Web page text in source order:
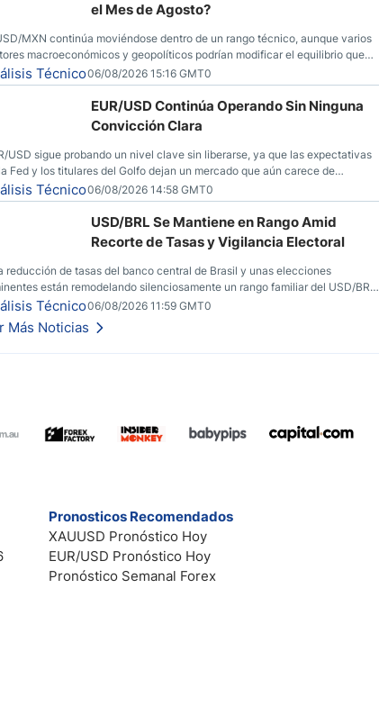
el Mes de Agosto?
MXN continúa moviéndose dentro de un rango técnico, aunque varios
macroeconómicos y geopolíticos podrían modificar el equilibrio que
al mercado en las últimas semanas.
Técnico06/08/2026 15:16 GMT0
EUR/USD Continúa Operando Sin Ninguna
Convicción Clara
USD sigue probando un nivel clave sin liberarse, ya que las expectativas
Fed y los titulares del Golfo dejan un mercado que aún carece de
real.
Técnico06/08/2026 14:58 GMT0
USD/BRL Se Mantiene en Rango Amid
Recorte de Tasas y Vigilancia Electoral
reducción de tasas del banco central de Brasil y unas elecciones
están remodelando silenciosamente un rango familiar del USD/BRL.
reducción de tasas por parte del banco central de Brasil y unas elecciones
están remodelando silenciosamente un rango familiar del USD/BRL.
es lo que los traders están observando a continuación.
Técnico06/08/2026 11:59 GMT0
Más Noticias
Pronosticos Recomendados
XAUUSD Pronóstico Hoy
EUR/USD Pronóstico Hoy
Pronóstico Semanal Forex